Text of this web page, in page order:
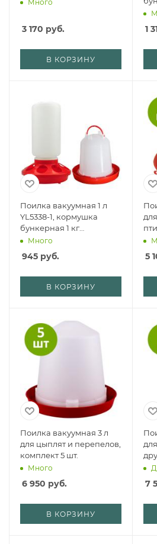
Много
3 170 руб.
В КОРЗИНУ
3),
1
Поилка вакуумная 1 л
YL5338-1, кормушка
бункерная 1 кг
XM3319RED, набор
Много
945 руб.
В КОРЗИНУ
5
Поилка вакуумная 3 л
для цыплят и перепелов,
комплект 5 шт.
Много
6 950 руб.
В КОРЗИНУ
7